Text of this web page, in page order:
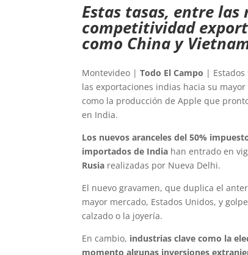
Estas tasas, entre
competitividad
como China y
Montevideo |Todo El Campo |
las exportaciones indias hacia su
como la producción de Apple que
en India.
Los nuevos aranceles del 50%
importados de India han entrado en
Rusia realizadas por Nueva Delhi.
El nuevo gravamen, que duplica el
mayor mercado, Estados Unidos, y
calzado o la joyería.
En cambio, industrias clave como la
momento algunas inversiones